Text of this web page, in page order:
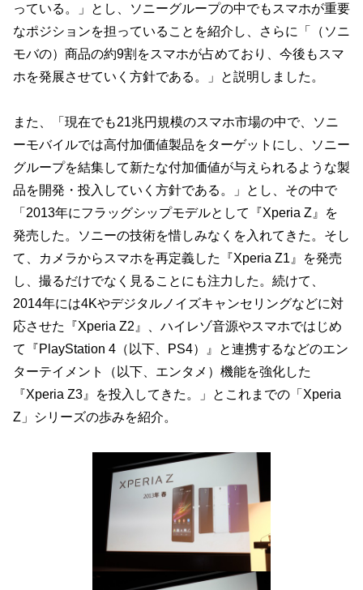
っている。」とし、ソニーグループの中でもスマホが重要
なポジションを担っていることを紹介し、さらに「（ソニ
モバの）商品の約9割をスマホが占めており、今後もスマ
ホを発展させていく方針である。」と説明しました。
また、「現在でも21兆円規模のスマホ市場の中で、ソニ
ーモバイルでは高付加価値製品をターゲットにし、ソニー
グループを結集して新たな付加価値が与えられるような製
品を開発・投入していく方針である。」とし、その中で
「2013年にフラッグシップモデルとして『Xperia Z』を
発売した。ソニーの技術を惜しみなくを入れてきた。そし
て、カメラからスマホを再定義した『Xperia Z1』を発売
し、撮るだけでなく見ることにも注力した。続けて、
2014年には4Kやデジタルノイズキャンセリングなどに対
応させた『Xperia Z2』、ハイレゾ音源やスマホではじめ
て『PlayStation 4（以下、PS4）』と連携するなどのエン
ターテイメント（以下、エンタメ）機能を強化した
『Xperia Z3』を投入してきた。」とこれまでの「Xperia
Z」シリーズの歩みを紹介。